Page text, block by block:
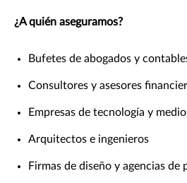
¿A quién aseguramos?
Bufetes de abogados y
Consultores y asesores
Empresas de tecnología y
Arquitectos e ingenieros
Firmas de diseño y agencias de